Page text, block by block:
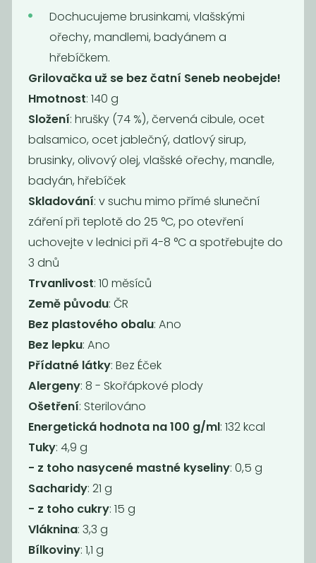
Teriyaki
omáčka na
japonské...
169Kč
Thajská zelená
159Kč
Novinka
Momentálně
nedostupné
Vietnamské
žluté kari 140 g
159Kč
Thajská
červená kari
Dochucujeme brusinkami, vlašskými
ořechy, mandlemi, badyánem a
hřebíčkem.
Grilovačka už se bez čatní Seneb neobejde!
Hmotnost: 140 g
Složení: hrušky (74 %), červená cibule, ocet
balsamico, ocet jablečný, datlový sirup,
brusinky, olivový olej, vlašské ořechy, mandle,
badyán, hřebíček
Skladování: v suchu mimo přímé sluneční
záření při teplotě do 25 °C, po otevření
uchovejte v lednici při 4-8 °C a spotřebujte do
3 dnů
Trvanlivost: 10 měsíců
Země původu: ČR
Bez plastového obalu: Ano
Bez lepku: Ano
Přídatné látky: Bez Éček
Alergeny: 8 - Skořápkové plody
Ošetření: Sterilováno
Energetická hodnota na 100 g/ml: 132 kcal
Tuky: 4,9 g
- z toho nasycené mastné kyseliny: 0,5 g
Sacharidy: 21 g
- z toho cukry: 15 g
Vláknina: 3,3 g
Bílkoviny: 1,1 g